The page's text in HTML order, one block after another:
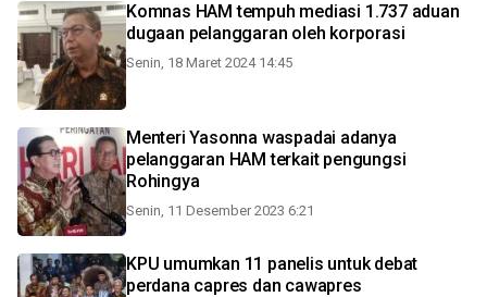
Komnas HAM tempuh mediasi 1.737 aduan
dugaan pelanggaran oleh korporasi
Senin, 18 Maret 2024 14:45
Menteri Yasonna waspadai adanya
pelanggaran HAM terkait pengungsi
Rohingya
Senin, 11 Desember 2023 6:21
KPU umumkan 11 panelis untuk debat
perdana capres dan cawapres